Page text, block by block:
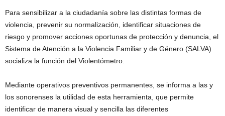
Para sensibilizar a la ciudadanía sobre las distintas formas de
violencia, prevenir su normalización, identificar situaciones de
riesgo y promover acciones oportunas de protección y denuncia, el
Sistema de Atención a la Violencia Familiar y de Género (SALVA)
socializa la función del Violentómetro.
Mediante operativos preventivos permanentes, se informa a las y
los sonorenses la utilidad de esta herramienta, que permite
identificar de manera visual y sencilla las diferentes